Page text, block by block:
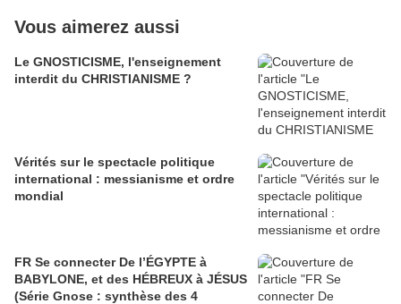
Vous aimerez aussi
Le GNOSTICISME, l'enseignement
interdit du CHRISTIANISME ?
Vérités sur le spectacle politique
international : messianisme et ordre
mondial
FR Se connecter De l’ÉGYPTE à
BABYLONE, et des HÉBREUX à JÉSUS
(Série Gnose : synthèse des 4